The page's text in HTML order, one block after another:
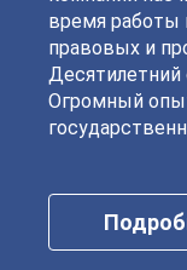
время работы
правовых и
Огромный